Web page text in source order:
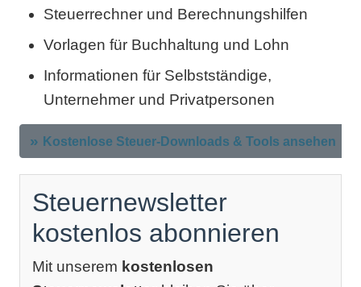
Steuerrechner und Berechnungshilfen
Vorlagen für Buchhaltung und Lohn
Informationen für Selbstständige,
Unternehmer und Privatpersonen
Kostenlose Steuer-Downloads & Tools ansehen
Steuernewsletter
kostenlos abonnieren
Mit unserem kostenlosen